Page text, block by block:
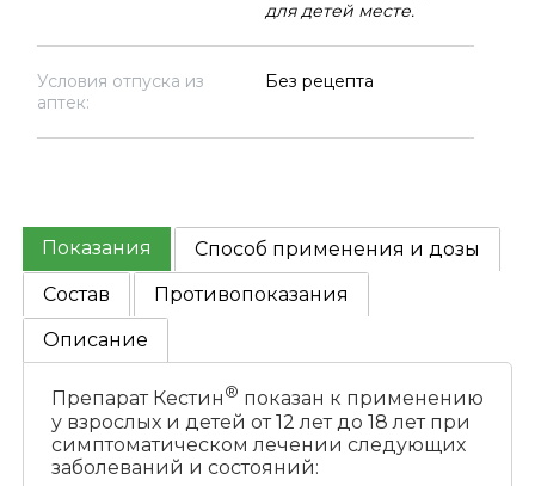
для детей месте.
Условия отпуска из
аптек:
Без рецепта
Показания
Способ применения и дозы
Состав
Противопоказания
Описание
Препарат Кестин® показан к применению
у взрослых и детей от 12 лет до 18 лет при
симптоматическом лечении следующих
заболеваний и состояний: